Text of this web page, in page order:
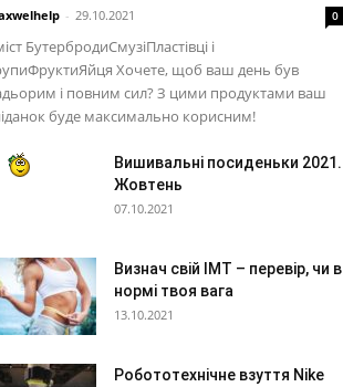
- 29.10.2021 0
БутербродиСмузіПластівці і
Хочете, щоб ваш день був
і повним сил? З цими продуктами ваш
буде максимально корисним!
Вишивальні посиденьки 2021.
Жовтень
07.10.2021
Визнач свій ІМТ – перевір, чи в
нормі твоя вага
13.10.2021
Робототехнічне взуття Nike